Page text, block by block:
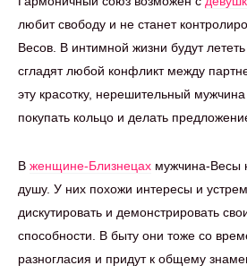
любит свободу и не станет
Весов. В интимной жизни будут
сгладят любой конфликт между
эту красотку, нерешительный
покупать кольцо и делать
В женщине-Близнецах мужчина-Весы
душу. У них похожи интересы и
дискутировать и демонстрировать
способности. В быту они тоже со
разногласия и придут к общему